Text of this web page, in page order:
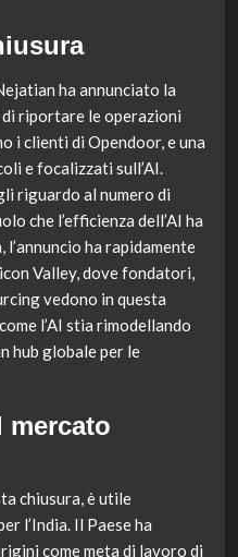
ha annunciato la
riportare le operazioni
i clienti di Opendoor, e una
e focalizzati sull’AI.
riguardo al numero di
che l’efficienza dell’AI ha
ha rapidamente
Valley, dove fondatori,
vedono in questa
l’AI stia rimodellando
hub globale per le
mercato
chiusura, è utile
l’India. Il Paese ha
come meta di lavoro di